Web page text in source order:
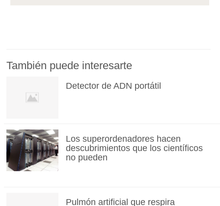
También puede interesarte
Detector de ADN portátil
Los superordenadores hacen
descubrimientos que los científicos
no pueden
Pulmón artificial que respira